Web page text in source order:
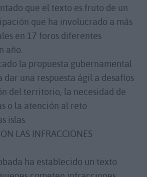
que el texto es fruto de un
que ha involucrado a más
en 17 foros diferentes
año.
la propuesta gubernamental
dar una respuesta ágil a desafíos
del territorio, la necesidad de
o la atención al reto
islas.
LAS INFRACCIONES
ha establecido un texto